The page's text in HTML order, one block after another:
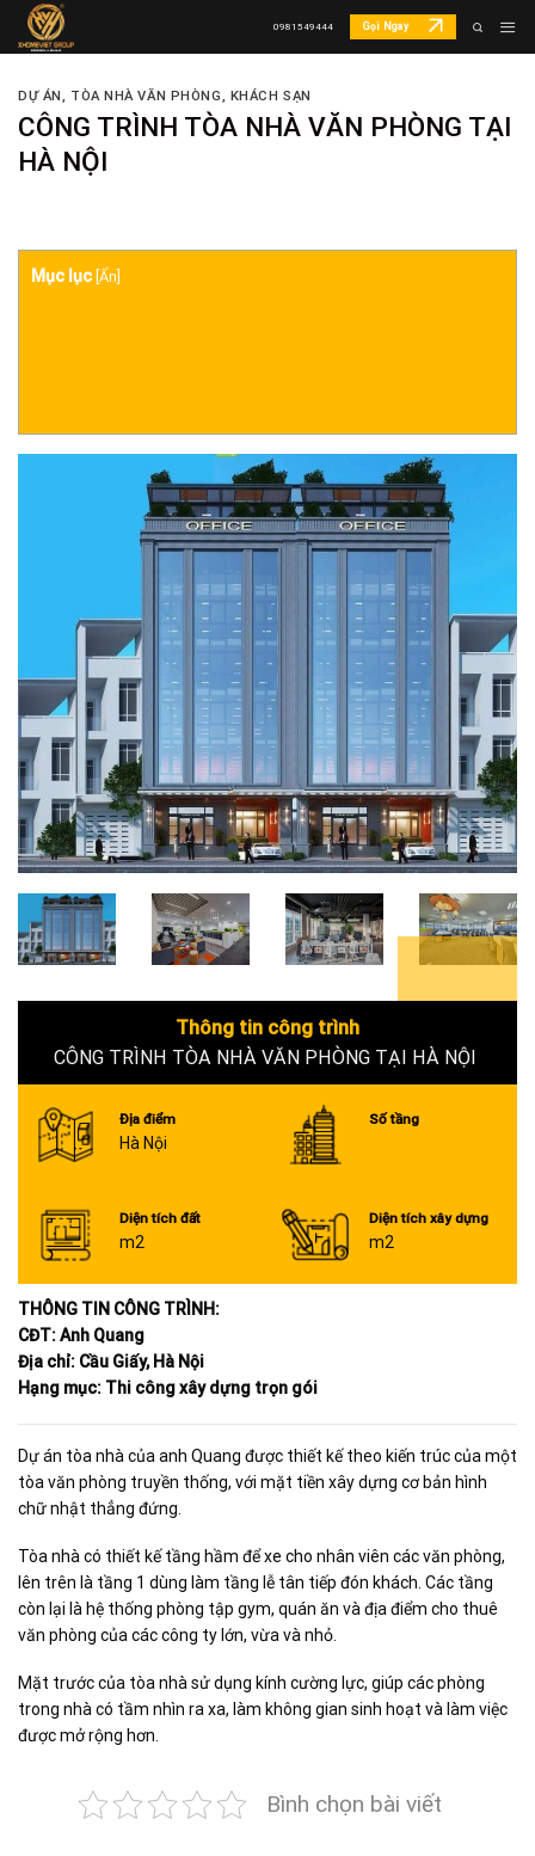
Skip
0981549444 Gọi Ngay
DỰ ÁN, TÒA NHÀ VĂN PHÒNG, KHÁCH SẠN
CÔNG TRÌNH TÒA NHÀ VĂN PHÒNG TẠI
HÀ NỘI
Mục lục Ẩn
Thông tin công trình
CÔNG TRÌNH TÒA NHÀ VĂN PHÒNG TẠI HÀ NỘI
Địa điểm
Hà Nội
Số tầng
Diện tích đất
m2
Diện tích xây dựng
m2
THÔNG TIN CÔNG TRÌNH:
CĐT: Anh Quang
Địa chỉ: Cầu Giấy, Hà Nội
Hạng mục: Thi công xây dựng trọn gói
Dự án tòa nhà của anh Quang được thiết kế theo kiến trúc của một
tòa văn phòng truyền thống, với mặt tiền xây dựng cơ bản hình
chữ nhật thẳng đứng.
Tòa nhà có thiết kế tầng hầm để xe cho nhân viên các văn phòng,
lên trên là tầng 1 dùng làm tầng lễ tân tiếp đón khách. Các tầng
còn lại là hệ thống phòng tập gym, quán ăn và địa điểm cho thuê
văn phòng của các công ty lớn, vừa và nhỏ.
Mặt trước của tòa nhà sử dụng kính cường lực, giúp các phòng
trong nhà có tầm nhìn ra xa, làm không gian sinh hoạt và làm việc
được mở rộng hơn.
Bình chọn bài viết